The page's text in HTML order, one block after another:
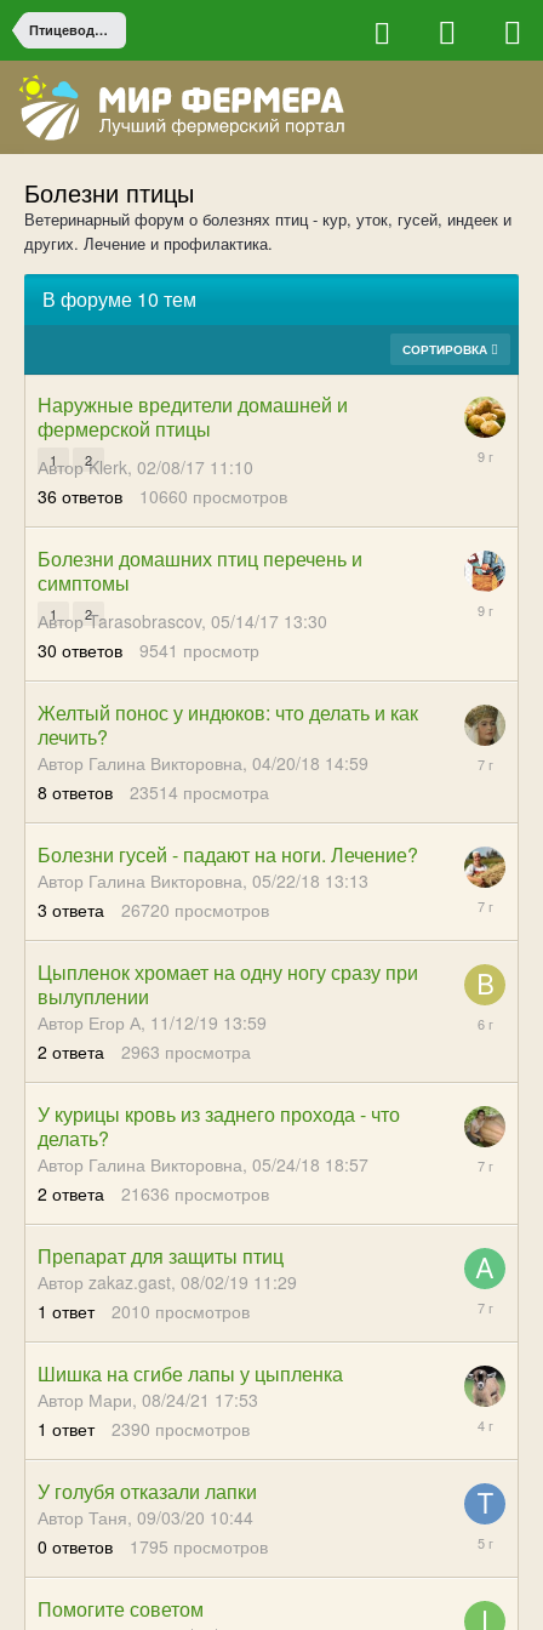
Птицеводство
Болезни птицы
Ветеринарный форум о болезнях птиц - кур, уток, гусей, индеек и
других. Лечение и профилактика.
В форуме 10 тем
СОРТИРОВКА
Наружные вредители домашней и
фермерской птицы
1 2
Автор Klerk, 02/08/17 11:10
36 ответов 10660 просмотров
06/08/17
Болезни домашних птиц перечень и
симптомы
1 2
Автор Tarasobrascov, 05/14/17 13:30
30 ответов 9541 просмотр
06/08/17
Желтый понос у индюков: что делать и как
лечить?
Автор Галина Викторовна, 04/20/18 14:59
8 ответов 23514 просмотра
08/30/18
Болезни гусей - падают на ноги. Лечение?
Автор Галина Викторовна, 05/22/18 13:13
3 ответа 26720 просмотров
09/18/18
Цыпленок хромает на одну ногу сразу при
вылуплении
Автор Егор А, 11/12/19 13:59
2 ответа 2963 просмотра
07/15/20
У курицы кровь из заднего прохода - что
делать?
Автор Галина Викторовна, 05/24/18 18:57
2 ответа 21636 просмотров
09/03/18
Препарат для защиты птиц
Автор zakaz.gast, 08/02/19 11:29
1 ответ 2010 просмотров
08/06/19
Шишка на сгибе лапы у цыпленка
Автор Мари, 08/24/21 17:53
1 ответ 2390 просмотров
09/10/21
У голубя отказали лапки
Автор Таня, 09/03/20 10:44
0 ответов 1795 просмотров
09/03/20
Помогите советом